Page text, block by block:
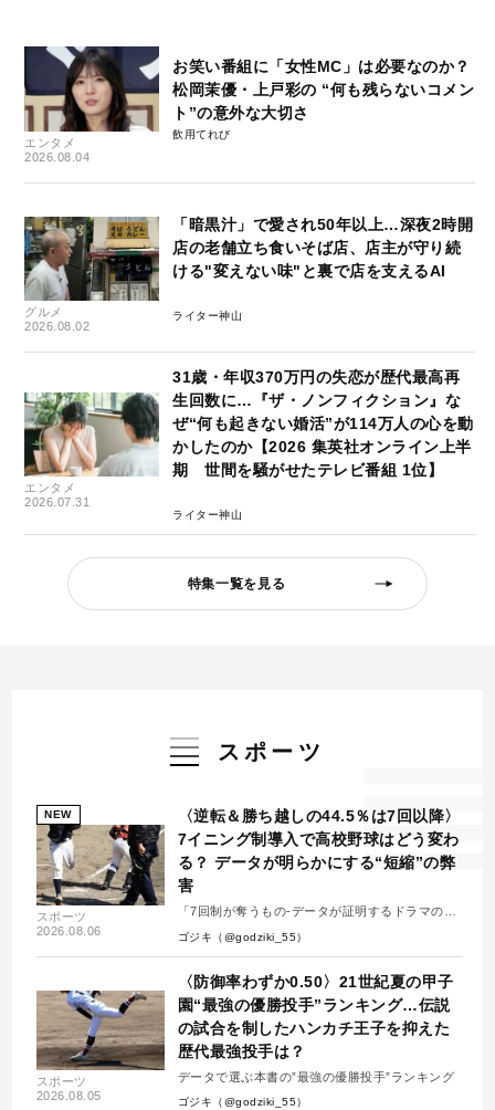
エンタメ
2026.08.04
お笑い番組に「女性MC」は必要なのか？
松岡茉優・上戸彩の “何も残らないコメン
ト”の意外な大切さ
飲用てれび
グルメ
2026.08.02
「暗黒汁」で愛され50年以上…深夜2時開
店の老舗立ち食いそば店、店主が守り続
ける"変えない味"と裏で店を支えるAI
ライター神山
エンタメ
2026.07.31
31歳・年収370万円の失恋が歴代最高再
生回数に…『ザ・ノンフィクション』な
ぜ“何も起きない婚活”が114万人の心を動
かしたのか【2026 集英社オンライン上半
期 世間を騒がせたテレビ番組 1位】
ライター神山
特集一覧を見る
スポーツ
NEW
スポーツ
2026.08.06
〈逆転＆勝ち越しの44.5％は7回以降〉
7イニング制導入で高校野球はどう変わ
る？ データが明らかにする“短縮”の弊
害
「7回制が奪うもの-データが証明するドラマの消
失-」
ゴジキ（@godziki_55）
スポーツ
2026.08.05
〈防御率わずか0.50〉21世紀夏の甲子
園“最強の優勝投手”ランキング…伝説
の試合を制したハンカチ王子を抑えた
歴代最強投手は？
データで選ぶ本書の”最強の優勝投手”ランキング
ゴジキ（@godziki_55）